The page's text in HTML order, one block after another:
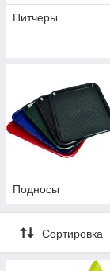
Питчеры
Подносы
Сортировка